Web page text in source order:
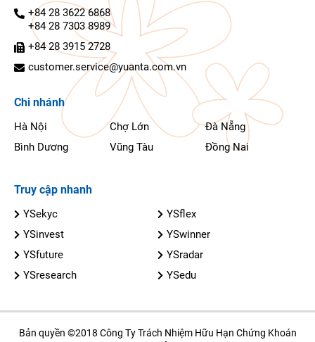
+84 28 3622 6868
+84 28 7303 8989
+84 28 3915 2728
customer.service@yuanta.com.vn
Chi nhánh
Hà Nội Chợ Lớn
Đà Nẵng
Bình Dương
Vũng Tàu Đồng Nai
Truy cập nhanh
YSekyc
YSflex
YSinvest
YSwinner
YSfuture
YSradar
YSresearch
YSedu
Bản quyền ©2018 Công Ty Trách Nhiệm Hữu Hạn Chứng Khoán